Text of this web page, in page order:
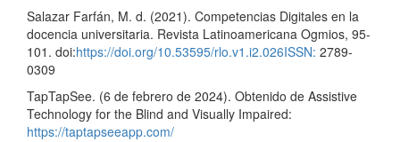
Salazar Farfán, M. d. (2021). Competencias Digitales en la
docencia universitaria. Revista Latinoamericana Ogmios, 95-
101. doi:https://doi.org/10.53595/rlo.v1.i2.026ISSN: 2789-
0309
TapTapSee. (6 de febrero de 2024). Obtenido de Assistive
Technology for the Blind and Visually Impaired:
https://taptapseeapp.com/